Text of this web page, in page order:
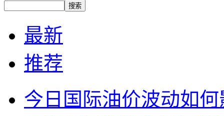
最新
推荐
今日国际油价波动如